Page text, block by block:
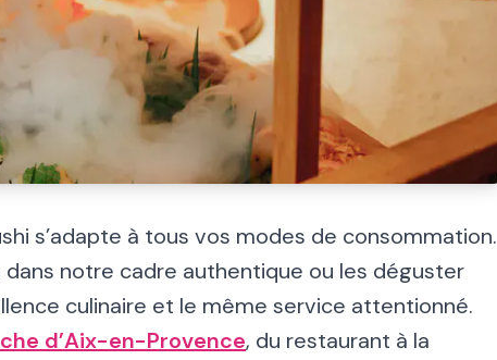
s’adapte à tous vos modes de consommation.
notre cadre authentique ou les déguster
culinaire et le même service attentionné.
d’Aix-en-Provence, du restaurant à la